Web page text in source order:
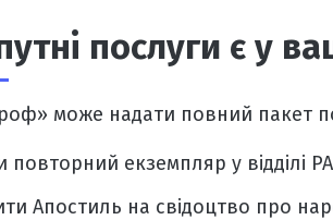
послуги є у
може надати повний пакет
повторний екземпляр у відділі
Апостиль на свідоцтво про